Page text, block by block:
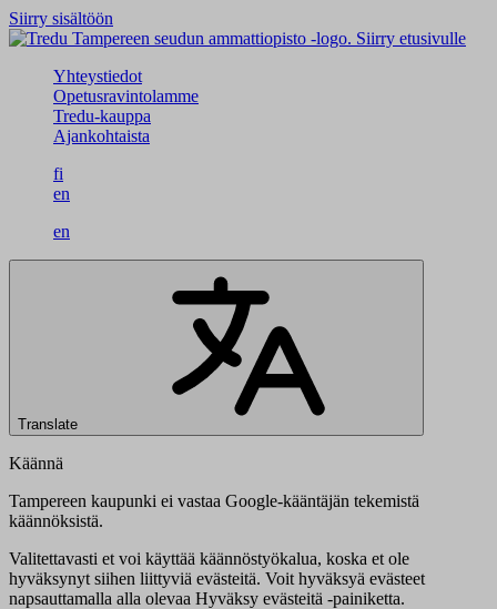
Siirry sisältöön
Siirry etusivulle
Yhteystiedot
Opetusravintolamme
Tredu-kauppa
Ajankohtaista
fi
en
en
Translate
Käännä
Tampereen kaupunki ei vastaa Google-kääntäjän tekemistä
käännöksistä.
Valitettavasti et voi käyttää käännöstyökalua, koska et ole
hyväksynyt siihen liittyviä evästeitä. Voit hyväksyä evästeet
napsauttamalla alla olevaa Hyväksy evästeitä -painiketta.